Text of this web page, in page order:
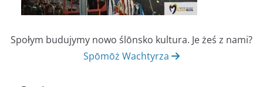
Społym budujymy nowo ślōnsko kultura. Je żeś z nami?
Spōmōż Wachtyrza